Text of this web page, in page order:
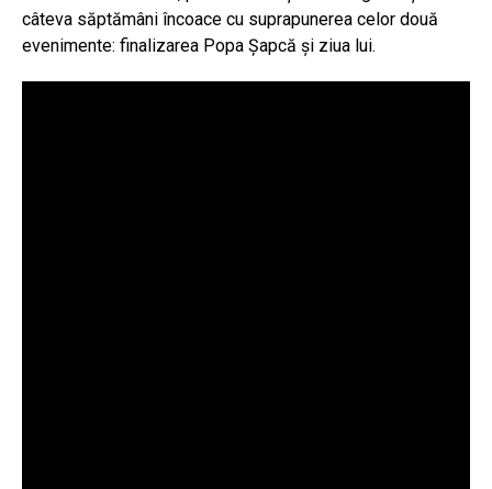
câteva săptămâni încoace cu suprapunerea celor două
evenimente: finalizarea Popa Șapcă și ziua lui.